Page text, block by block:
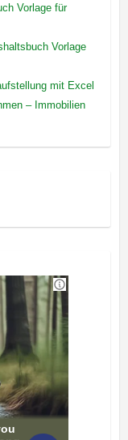
Vorlage für
Vorlage
mit Excel
– Immobilien